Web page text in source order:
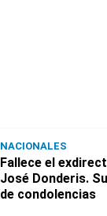
NACIONALES
Fallece el
José Donderis.
de condolencias